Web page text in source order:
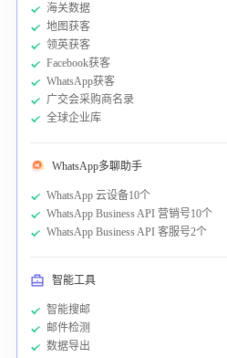
海关数据
地图获客
领英获客
Facebook获客
WhatsApp获客
广交会采购商名录
全球企业库
WhatsApp多聊助手
WhatsApp 云设备10个
WhatsApp Business API 营销号10个
WhatsApp Business API 客服号2个
智能工具
智能搜邮
邮件检测
数据导出